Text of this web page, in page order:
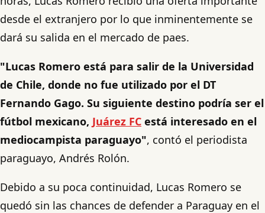
desde el extranjero por lo que inminentemente se
dará su salida en el mercado de paes.
"Lucas Romero está para salir de la Universidad
de Chile, donde no fue utilizado por el DT
Fernando Gago. Su siguiente destino podría ser el
fútbol mexicano, Juárez FC está interesado en el
mediocampista paraguayo", contó el periodista
paraguayo, Andrés Rolón.
Debido a su poca continuidad, Lucas Romero se
quedó sin las chances de defender a Paraguay en el